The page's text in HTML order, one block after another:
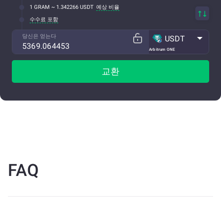
1 GRAM ~ 1.342266 USDT 예상 비율
수수료 포함
당신은 얻는다
Arbitrum ONE
USDT
교환
FAQ